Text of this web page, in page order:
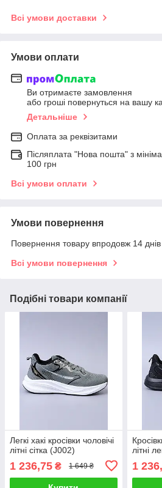
Всі умови доставки
Умови оплати
Ви отримаєте замовлення
або гроші повернуться на вашу
Детальніше
Оплата за реквізитами
Післяплата "Нова пошта" з
100 грн
Всі умови оплати
Умови повернення
Повернення товару впродовж 14
Всі умови повернення
Подібні товари компанії
Легкі хакі кросівки чоловічі
літні сітка (J002)
1 236,75 ₴ 1 649 ₴
літні
1